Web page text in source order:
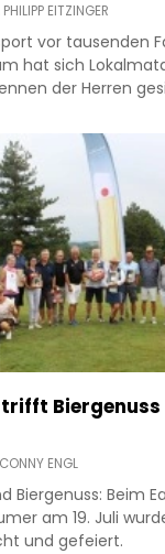
PHILIPP EITZINGER
vor tausenden
hat sich
der Herren
Biergenuss
CONNY ENGL
Biergenuss: Beim
am 19. Juli
und gefeiert.